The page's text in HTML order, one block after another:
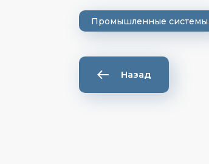
Промышленные системы
Назад